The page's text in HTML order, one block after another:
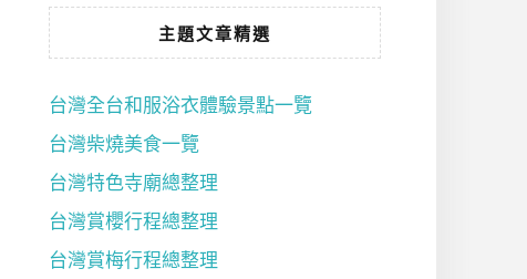
主題文章精選
台灣全台和服浴衣體驗景點一覽
台灣柴燒美食一覽
台灣特色寺廟總整理
台灣賞櫻行程總整理
台灣賞梅行程總整理